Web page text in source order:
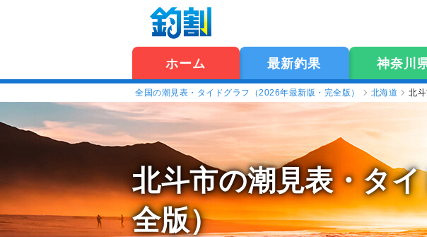
ホーム 最新釣果 神奈川
全国の潮見表・タイドグラフ（2026年最新版・完全版） 北海道 北
北斗市の潮見表・タイ
全版）